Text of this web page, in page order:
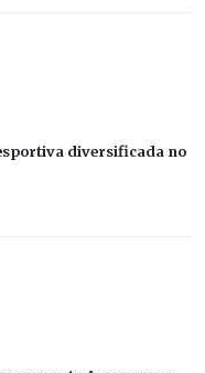
diversificada no